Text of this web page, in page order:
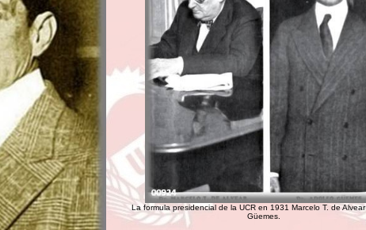
La formula presidencial de la UCR en 1931 Marcelo T. de
Güemes.